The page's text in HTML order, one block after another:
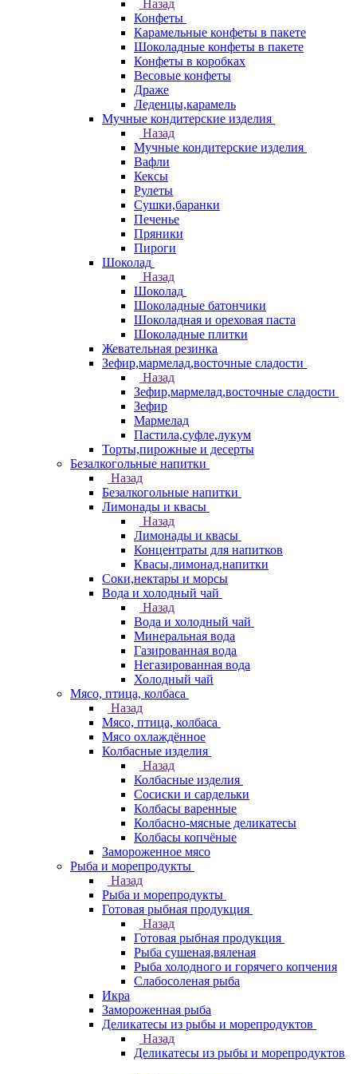
Назад
Конфеты
Карамельные конфеты в пакете
Шоколадные конфеты в пакете
Конфеты в коробках
Весовые конфеты
Драже
Леденцы,карамель
Мучные кондитерские изделия
Назад
Мучные кондитерские изделия
Вафли
Кексы
Рулеты
Сушки,баранки
Печенье
Пряники
Пироги
Шоколад
Назад
Шоколад
Шоколадные батончики
Шоколадная и ореховая паста
Шоколадные плитки
Жевательная резинка
Зефир,мармелад,восточные сладости
Назад
Зефир,мармелад,восточные сладости
Зефир
Мармелад
Пастила,суфле,лукум
Торты,пирожные и десерты
Безалкогольные напитки
Назад
Безалкогольные напитки
Лимонады и квасы
Назад
Лимонады и квасы
Концентраты для напитков
Квасы,лимонад,напитки
Соки,нектары и морсы
Вода и холодный чай
Назад
Вода и холодный чай
Минеральная вода
Газированная вода
Негазированная вода
Холодный чай
Мясо, птица, колбаса
Назад
Мясо, птица, колбаса
Мясо охлаждённое
Колбасные изделия
Назад
Колбасные изделия
Сосиски и сардельки
Колбасы варенные
Колбасно-мясные деликатесы
Колбасы копчёные
Замороженное мясо
Рыба и морепродукты
Назад
Рыба и морепродукты
Готовая рыбная продукция
Назад
Готовая рыбная продукция
Рыба сушеная,вяленая
Рыба холодного и горячего копчения
Слабосоленая рыба
Икра
Замороженная рыба
Деликатесы из рыбы и морепродуктов
Назад
Деликатесы из рыбы и морепродуктов